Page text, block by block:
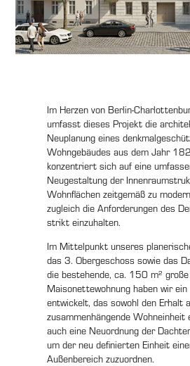
Im Herzen von Berlin-
umfasst dieses Projekt die
Neuplanung eines
Wohngebäudes aus dem Jahr
konzentriert sich auf eine
Neugestaltung der
Wohnflächen zeitgemäß zu
zugleich die Anforderungen des
strikt einzuhalten.
Im Mittelpunkt unseres
das 3. Obergeschoss sowie das
die bestehende, ca. 150 m² große
Maisonettewohnung haben wir ein
entwickelt, das sowohl den Erhalt
zusammenhängende Wohneinheit
auch eine Neuordnung der
um der neu definierten Einheit
Außenbereich zuzuordnen.